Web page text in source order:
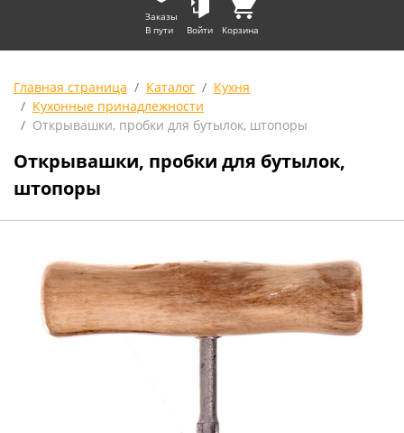
Заказы
В пути
Войти Корзина
Главная страница Каталог
Кухня
Кухонные принадлежности
Открывашки, пробки для бутылок, штопоры
Открывашки, пробки для бутылок,
штопоры